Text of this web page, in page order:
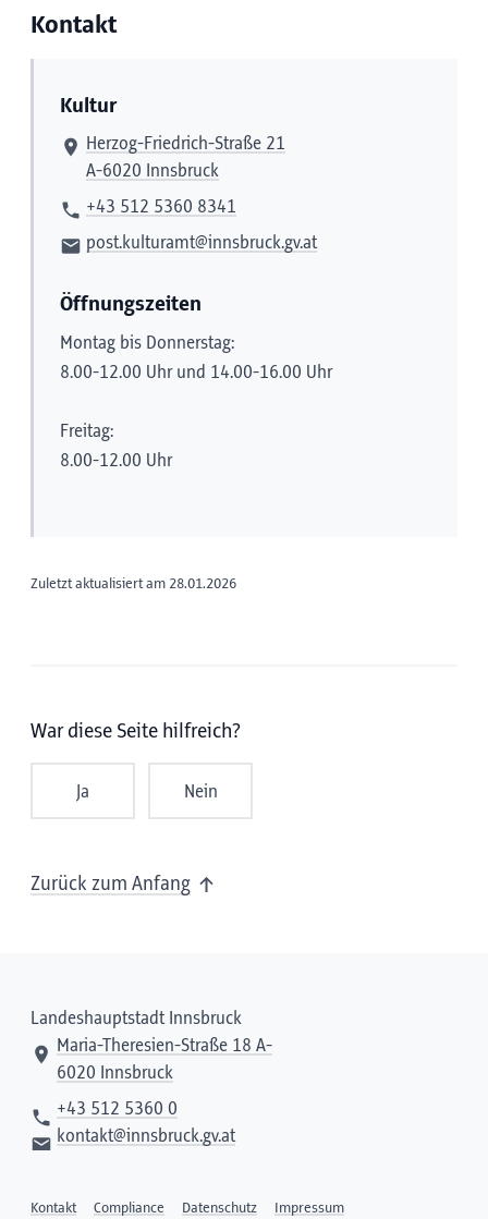
Kontakt
Kultur
Herzog-Friedrich-Straße 21
A-6020 Innsbruck
+43 512 5360 8341
post.kulturamt@innsbruck.gv.at
Öffnungszeiten
Montag bis Donnerstag:
8.00-12.00 Uhr und 14.00-16.00 Uhr
Freitag:
8.00-12.00 Uhr
Zuletzt aktualisiert am 28.01.2026
War diese Seite hilfreich?
Ja Nein
Zurück zum Anfang
Landeshauptstadt Innsbruck
Maria-Theresien-Straße 18 A-
6020 Innsbruck
+43 512 5360 0
kontakt@innsbruck.gv.at
Kontakt Compliance Datenschutz Impressum